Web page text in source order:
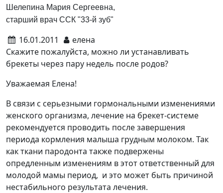
Шелепина Мария Сергеевна,
старший врач ССК "33-й зуб"
16.01.2011
елена
Скажите пожалуйста, можно ли устанавливать
брекеты через пару недель после родов?
Уважаемая Елена!
В связи с серьезными гормональными изменениями
женского организма, лечение на брекет-системе
рекомендуется проводить после завершения
периода кормления малыша грудным молоком. Так
как ткани пародонта также подвержены
опредленным изменениям в этот ответственный для
молодой мамы период, и это может быть причиной
нестабильного результата лечения.